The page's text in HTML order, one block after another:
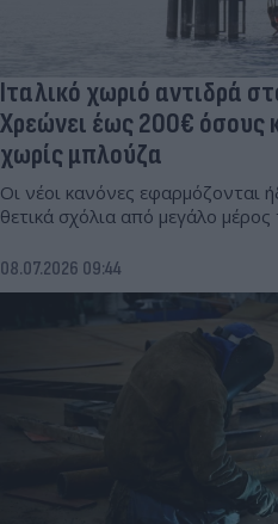
Ιταλικό χωριό αντιδρά
Χρεώνει έως 200€ όσους
χωρίς μπλούζα
Οι νέοι κανόνες εφαρμόζονται
θετικά σχόλια από μεγάλο μέρος
08.07.2026 09:44